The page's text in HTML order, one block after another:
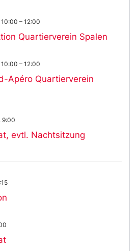
Quartierverein Spalen
10:00 – 12:00
Apéro Quartierverein
10:00 – 12:00
evtl. Nachtsitzung
9:00